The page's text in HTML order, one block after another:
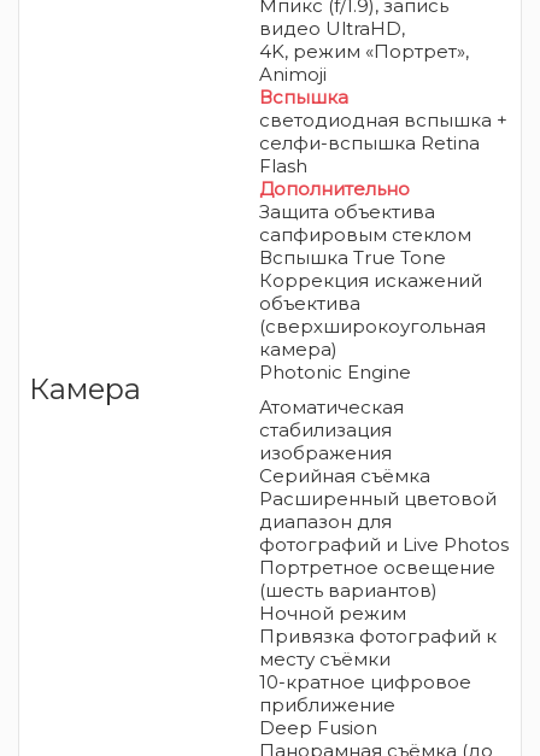
Камера
Мпикс (f/1.9), запись
видео UltraHD,
4K, режим «Портрет»,
Animoji
Вспышка
светодиодная вспышка +
селфи-вспышка Retina
Flash
Дополнительно
Защита объектива
сапфировым стеклом
Вспышка True Tone
Коррекция искажений
объектива
(сверхширокоугольная
камера)
Photonic Engine
Атоматическая
стабилизация
изображения
Серийная съëмка
Расширенный цветовой
диапазон для
фотографий и Live Photos
Портретное освещение
(шесть вариантов)
Ночной режим
Привязка фотографий к
месту съёмки
10-кратное цифровое
приближение
Deep Fusion
Панорамная съёмка (до